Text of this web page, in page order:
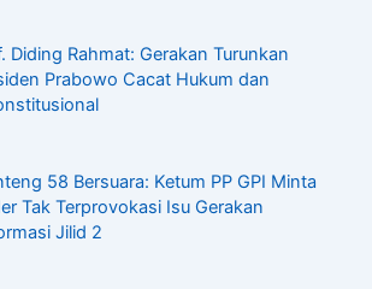
Diding Rahmat: Gerakan Turunkan
Prabowo Cacat Hukum dan
58 Bersuara: Ketum PP GPI Minta
Tak Terprovokasi Isu Gerakan
Jilid 2